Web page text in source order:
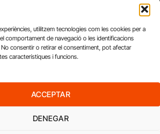
utilitzem tecnologies com les cookies per a
comportament de navegació o les identificacions
consentir o retirar el consentiment, pot afectar
característiques i funcions.
ACCEPTAR
DENEGAR